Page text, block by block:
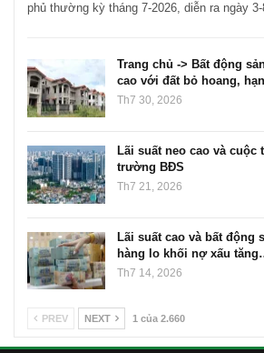
phủ thường kỳ tháng 7-2026, diễn ra ngày
Trang chủ -> Bất động
cao với đất bỏ hoang,
Th7 30, 2026
Lãi suất neo cao và cuộc
trường BĐS
Th7 21, 2026
Lãi suất cao và bất động
hàng lo khối nợ xấu
Th7 14, 2026
PREV NEXT 1 của 2.660